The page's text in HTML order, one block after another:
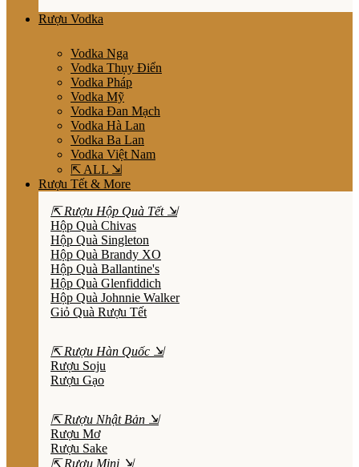
Rượu Vodka
Vodka Nga
Vodka Thụy Điển
Vodka Pháp
Vodka Mỹ
Vodka Đan Mạch
Vodka Hà Lan
Vodka Ba Lan
Vodka Việt Nam
⇱ ALL ⇲
Rượu Tết & More
⇱ Rượu Hộp Quà Tết ⇲
Hộp Quà Chivas
Hộp Quà Singleton
Hộp Quà Brandy XO
Hộp Quà Ballantine's
Hộp Quà Glenfiddich
Hộp Quà Johnnie Walker
Giỏ Quà Rượu Tết
⇱ Rượu Hàn Quốc ⇲
Rượu Soju
Rượu Gạo
⇱ Rượu Nhật Bản ⇲
Rượu Mơ
Rượu Sake
⇱ Rượu Mini ⇲